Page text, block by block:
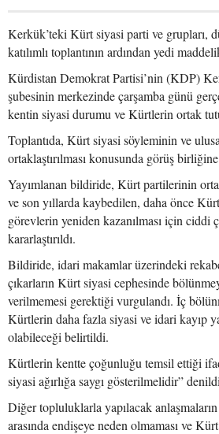
Kerkük’teki Kürt siyasi parti ve grupları,
katılımlı toplantının ardından yedi
Kürdistan Demokrat Partisi’nin (KDP)
şubesinin merkezinde çarşamba günü
kentin siyasi durumu ve Kürtlerin ortak
Toplantıda, Kürt siyasi söyleminin ve
ortaklaştırılması konusunda görüş birliğine
Yayımlanan bildiride, Kürt partilerinin
ve son yıllarda kaybedilen, daha önce
görevlerin yeniden kazanılması için ciddi
kararlaştırıldı.
Bildiride, idari makamlar üzerindeki
çıkarların Kürt siyasi cephesinde
verilmemesi gerektiği vurgulandı. İç
Kürtlerin daha fazla siyasi ve idari kayıp
olabileceği belirtildi.
Kürtlerin kentte çoğunluğu temsil ettiği
siyasi ağırlığa saygı gösterilmelidir”
Diğer topluluklarla yapılacak
arasında endişeye neden olmaması ve